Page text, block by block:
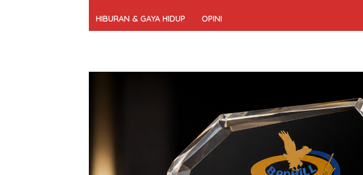
HIBURAN & GAYA HIDUP OPINI